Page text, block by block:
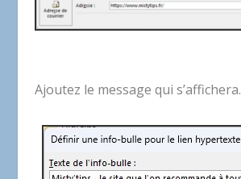
Ajoutez le message qui s’affichera.